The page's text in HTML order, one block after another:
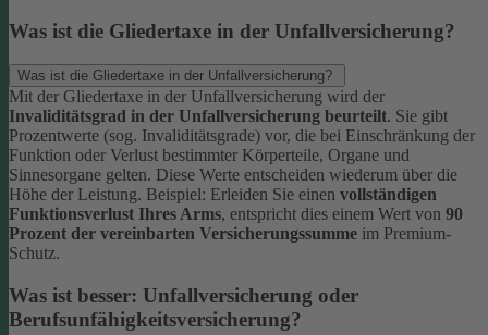
Was ist die Gliedertaxe in der Unfallversicherung?
Was ist die Gliedertaxe in der Unfallversicherung?
Mit der Gliedertaxe in der Unfallversicherung wird der
Invaliditätsgrad in der Unfallversicherung beurteilt. Sie gibt
Prozentwerte (sog. Invaliditätsgrade) vor, die bei Einschränkung der
Funktion oder Verlust bestimmter Körperteile, Organe und
Sinnesorgane gelten. Diese Werte entscheiden wiederum über die
Höhe der Leistung. Beispiel: Erleiden Sie einen vollständigen
Funktionsverlust Ihres Arms, entspricht dies einem Wert von 90
Prozent der vereinbarten Versicherungssumme im Premium-
Schutz.
Was ist besser: Unfallversicherung oder
Berufsunfähigkeitsversicherung?